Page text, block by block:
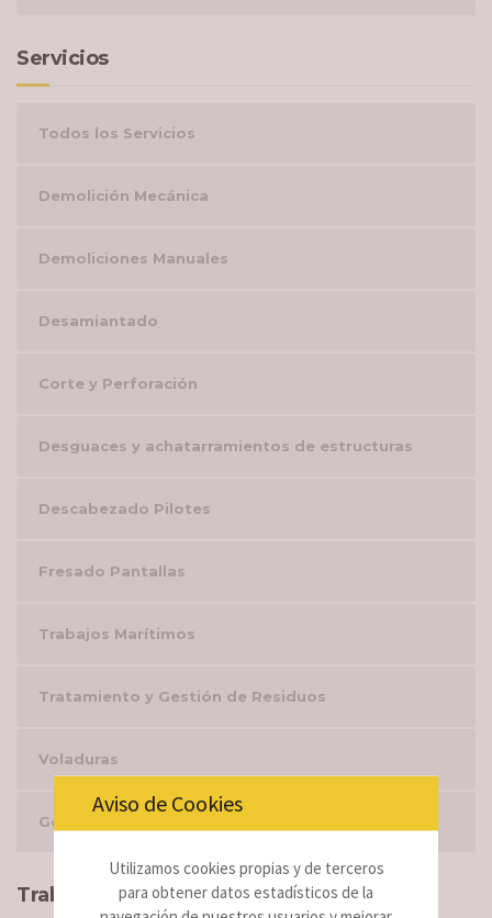
Servicios
Todos los Servicios
Demolición Mecánica
Demoliciones Manuales
Desamiantado
Corte y Perforación
Desguaces y achatarramientos de estructuras
Descabezado Pilotes
Fresado Pantallas
Trabajos Marítimos
Tratamiento y Gestión de Residuos
Voladuras
Gestión Integral del Amianto
Trabajos
Aviso de Cookies
Utilizamos cookies propias y de terceros
para obtener datos estadísticos de la